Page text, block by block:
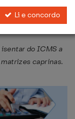
do ICMS a
caprinas.
Li e concordo